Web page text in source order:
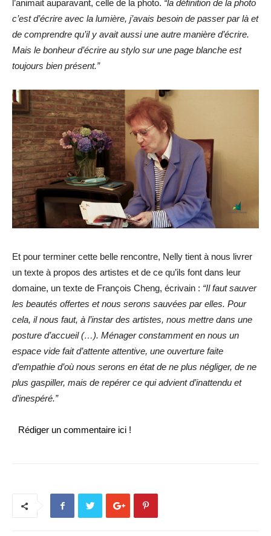
l’animait auparavant, celle de la photo. “la définition de la photo
c’est d’écrire avec la lumière, j’avais besoin de passer par là et
de comprendre qu’il y avait aussi une autre manière d’écrire.
Mais le bonheur d’écrire au stylo sur une page blanche est
toujours bien présent.”
Et pour terminer cette belle rencontre, Nelly tient à nous livrer
un texte à propos des artistes et de ce qu’ils font dans leur
domaine, un texte de François Cheng, écrivain : “Il faut sauver
les beautés offertes et nous serons sauvées par elles. Pour
cela, il nous faut, à l’instar des artistes, nous mettre dans une
posture d’accueil (…). Ménager constamment en nous un
espace vide fait d’attente attentive, une ouverture faite
d’empathie d’où nous serons en état de ne plus négliger, de ne
plus gaspiller, mais de repérer ce qui advient d’inattendu et
d’inespéré.”
Rédiger un commentaire ici !